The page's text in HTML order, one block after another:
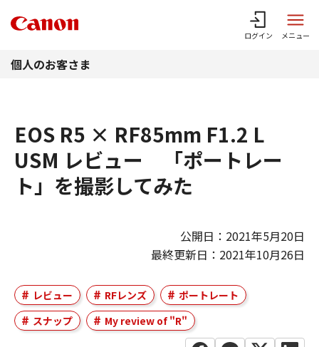
ログイン メニュー
個人のお客さま
EOS R5 × RF85mm F1.2 L
USM レビュー 「ポートレー
ト」を撮影してみた
公開日：2021年5月20日
最終更新日：2021年10月26日
レビュー RFレンズ
ポートレート
スナップ
My review of "R"